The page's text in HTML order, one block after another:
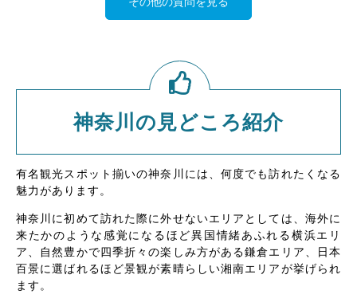
神奈川の見どころ紹介
有名観光スポット揃いの神奈川には、何度でも訪れたくなる
魅力があります。
神奈川に初めて訪れた際に外せないエリアとしては、海外に
来たかのような感覚になるほど異国情緒あふれる横浜エリ
ア、自然豊かで四季折々の楽しみ方がある鎌倉エリア、日本
百景に選ばれるほど景観が素晴らしい湘南エリアが挙げられ
ます。